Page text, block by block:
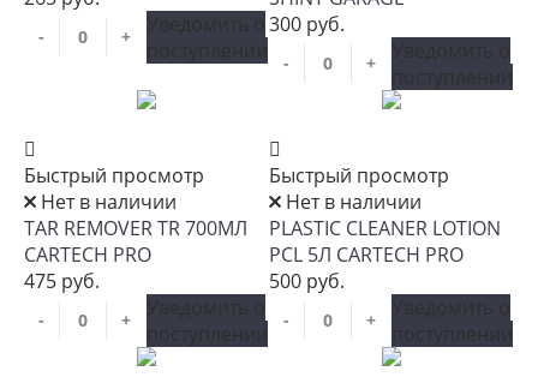
- +
Уведомить о
поступлении
300 руб.
- +
Уведомить о
поступлении
Быстрый просмотр
Нет в наличии
TAR REMOVER TR 700МЛ
CARTECH PRO
475 руб.
- +
Уведомить о
поступлении
Быстрый просмотр
Нет в наличии
PLASTIC CLEANER LOTION
PCL 5Л CARTECH PRO
500 руб.
- +
Уведомить о
поступлении